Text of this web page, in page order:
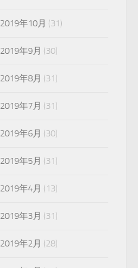
2019年10月 (31)
2019年9月 (30)
2019年8月 (31)
2019年7月 (31)
2019年6月 (30)
2019年5月 (31)
2019年4月 (13)
2019年3月 (31)
2019年2月 (28)